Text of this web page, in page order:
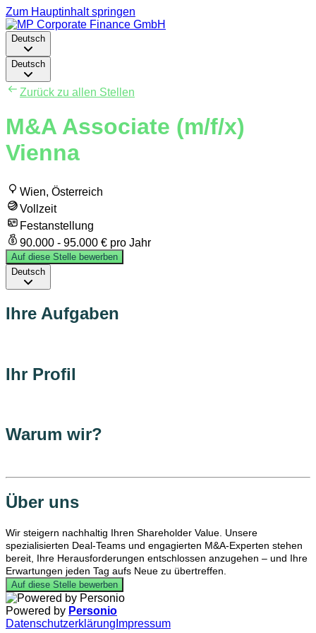
Zum Hauptinhalt springen
Deutsch
Deutsch
Zurück zu allen Stellen
M&A Associate (m/f/x)
Vienna
Wien, Österreich
Vollzeit
Festanstellung
90.000 - 95.000 € pro Jahr
Auf diese Stelle bewerben
Deutsch
Ihre Aufgaben
Ihr Profil
Warum wir?
Über uns
Wir steigern nachhaltig Ihren Shareholder Value. Unsere
spezialisierten Deal-Teams und engagierten M&A-Experten stehen
bereit, Ihre Herausforderungen entschlossen anzugehen – und Ihre
Erwartungen jeden Tag aufs Neue zu übertreffen.
Auf diese Stelle bewerben
Powered by Personio
Datenschutzerklärung Impressum